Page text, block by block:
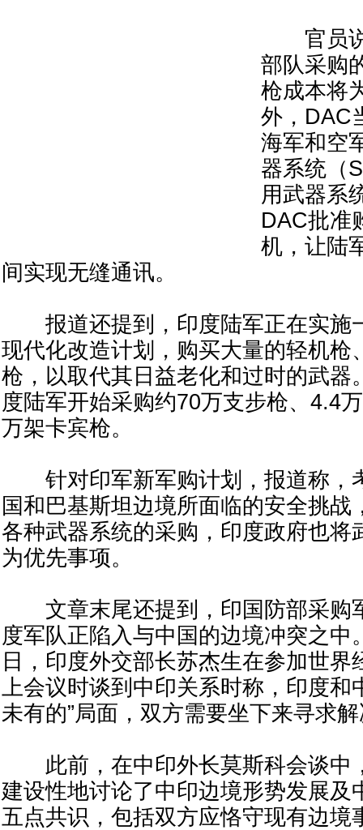
官员说
部队采购
枪成本将
外，DAC
海军和空
器系统（
用武器系
DAC批准
机，让陆
间实现无缝通讯。
报道还提到，印度陆军正在实施
现代化改造计划，购买大量的轻机枪
枪，以取代其日益老化和过时的武器
度陆军开始采购约70万支步枪、4.4
万架卡宾枪。
针对印军新军购计划，报道称，
国和巴基斯坦边境所面临的安全挑战
各种武器系统的采购，印度政府也将
为优先事项。
文章末尾还提到，印国防部采购
度军队正陷入与中国的边境冲突之中
日，印度外交部长苏杰生在参加世界
上会议时谈到中印关系时称，印度和
未有的”局面，双方需要坐下来寻求
此前，在中印外长莫斯科会谈中
建设性地讨论了中印边境形势发展及
五点共识，包括双方应恪守现有边境